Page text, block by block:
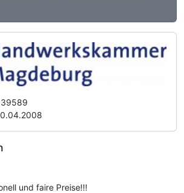
39589
und faire Preise!!!